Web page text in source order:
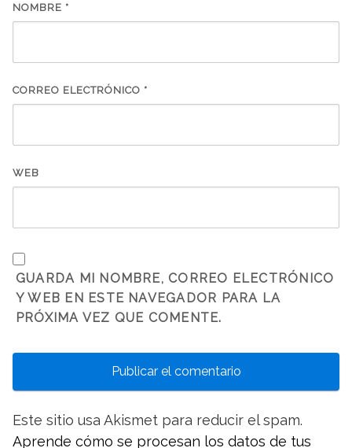
NOMBRE *
CORREO ELECTRÓNICO *
WEB
GUARDA MI NOMBRE, CORREO ELECTRÓNICO
Y WEB EN ESTE NAVEGADOR PARA LA
PRÓXIMA VEZ QUE COMENTE.
Este sitio usa Akismet para reducir el spam.
Aprende cómo se procesan los datos de tus